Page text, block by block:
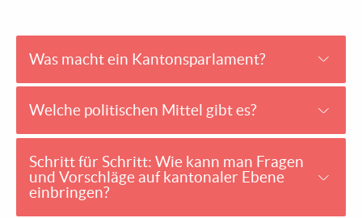
Was macht ein Kantonsparlament?
Welche politischen Mittel gibt es?
Schritt für Schritt: Wie kann man Fragen
und Vorschläge auf kantonaler Ebene
einbringen?